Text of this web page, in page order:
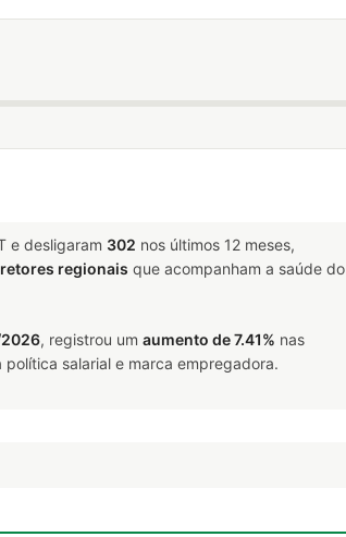
e desligaram 302 nos últimos 12 meses,
regionais que acompanham a saúde do
, registrou um aumento de 7.41% nas
salarial e marca empregadora.